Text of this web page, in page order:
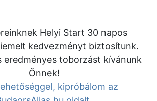
Helyi Start 30 napos
kedvezményt biztosítunk.
eredményes toborzást kívánunk
Önnek!
kipróbálom az